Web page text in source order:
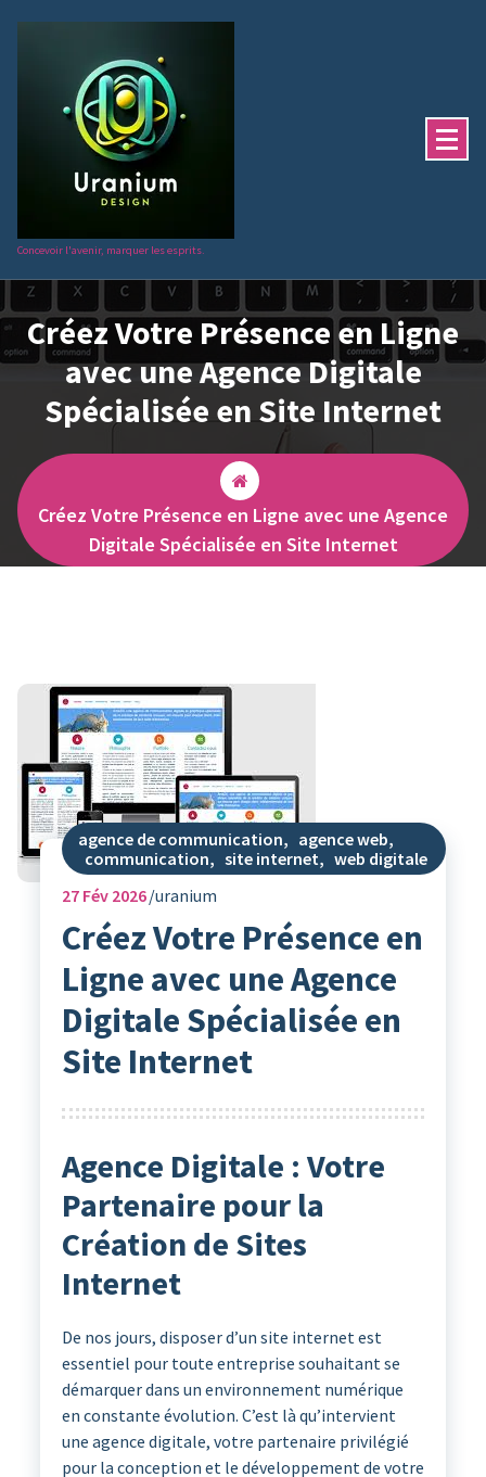
Concevoir l'avenir, marquer les esprits.
Créez Votre Présence en Ligne
avec une Agence Digitale
Spécialisée en Site Internet
Créez Votre Présence en Ligne avec une Agence
Digitale Spécialisée en Site Internet
agence de communication, agence web,
communication, site internet, web digitale
27Fév 2026 uranium
Créez Votre Présence en
Ligne avec une Agence
Digitale Spécialisée en
Site Internet
Agence Digitale : Votre
Partenaire pour la
Création de Sites
Internet
De nos jours, disposer d’un site internet est
essentiel pour toute entreprise souhaitant se
démarquer dans un environnement numérique
en constante évolution. C’est là qu’intervient
une agence digitale, votre partenaire privilégié
pour la conception et le développement de votre